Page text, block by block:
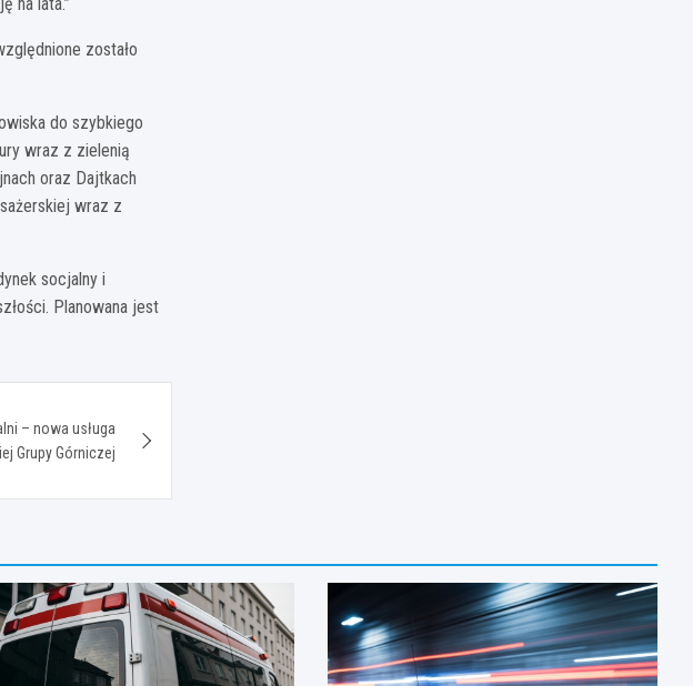
zostało
do szybkiego
wraz z zielenią
oraz Dajtkach
wraz z
socjalny i
Planowana jest
– nowa usługa
Grupy Górniczej